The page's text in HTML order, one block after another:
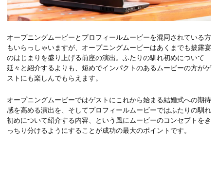
オープニングムービーとプロフィールムービーを混同されている方
もいらっしゃいますが、オープニングムービーはあくまでも披露宴
のはじまりを盛り上げる前座の演出。ふたりの馴れ初めについて
延々と紹介するよりも、短めでインパクトのあるムービーの方がゲ
ストにも楽しんでもらえます。
オープニングムービーではゲストにこれから始まる結婚式への期待
感を高める演出を、そしてプロフィールムービーではふたりの馴れ
初めについて紹介する内容、という風にムービーのコンセプトをき
っちり分けるようにすることが成功の最大のポイントです。